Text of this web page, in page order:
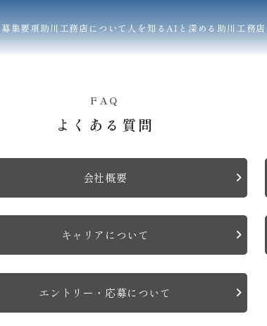
募集要項助川工務店について人を知るAIと深める助川工務店
FAQ
よくある質問
会社概要
キャリアについて
エントリー・応募について